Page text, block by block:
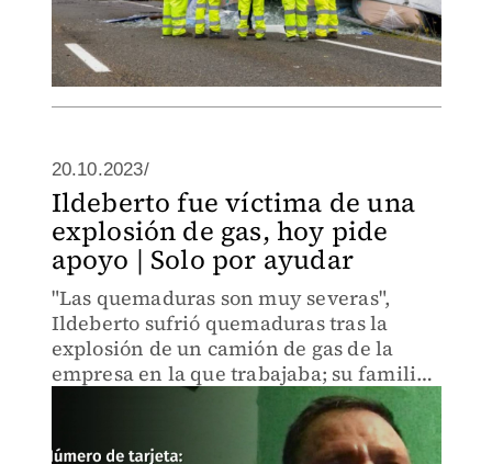
20.10.2023/
Ildeberto fue víctima de una
explosión de gas, hoy pide
apoyo | Solo por ayudar
"Las quemaduras son muy severas",
Ildeberto sufrió quemaduras tras la
explosión de un camión de gas de la
empresa en la que trabajaba; su familia
pide ayuda para poder pagar su
tratamiento, pues no contaba con seguro
social